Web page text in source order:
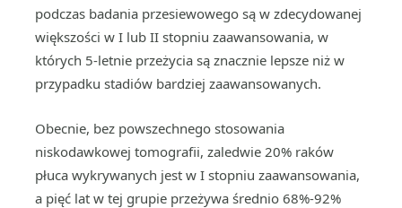
podczas badania przesiewowego są w zdecydowanej
większości w I lub II stopniu zaawansowania, w
których 5-letnie przeżycia są znacznie lepsze niż w
przypadku stadiów bardziej zaawansowanych.
Obecnie, bez powszechnego stosowania
niskodawkowej tomografii, zaledwie 20% raków
płuca wykrywanych jest w I stopniu zaawansowania,
a pięć lat w tej grupie przeżywa średnio 68%-92%